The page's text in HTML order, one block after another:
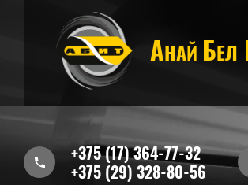
А НАЙ Б ЕЛ
+375 (17) 364-77-32
+375 (29) 328-80-56